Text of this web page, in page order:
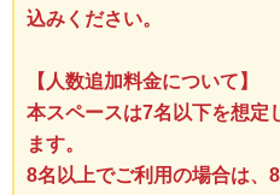
込みください。
【人数追加料金について】
本スペースは7名以下を想定
ます。
8名以上でご利用の場合は、